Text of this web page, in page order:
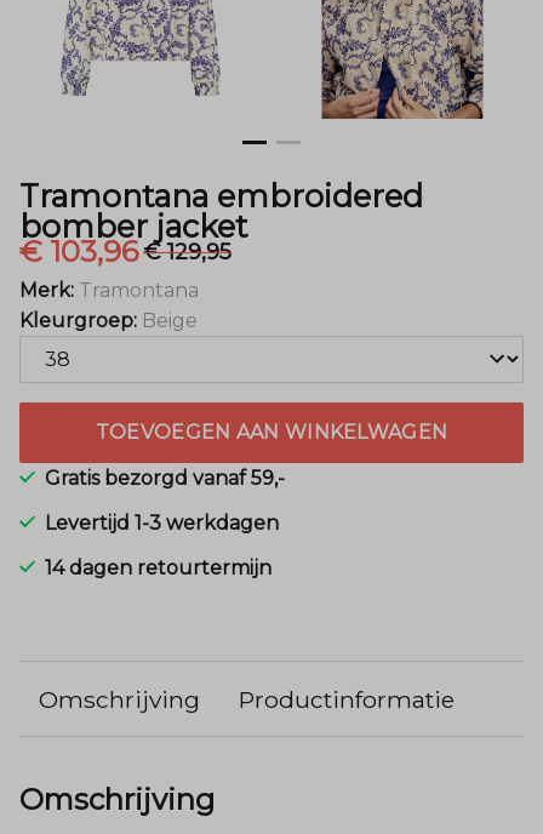
Tramontana embroidered
bomber jacket
€ 103,96€ 129,95
Merk: Tramontana
Kleurgroep: Beige
TOEVOEGEN AAN WINKELWAGEN
Gratis bezorgd vanaf 59,-
Levertijd 1-3 werkdagen
14 dagen retourtermijn
Omschrijving Productinformatie
Omschrijving